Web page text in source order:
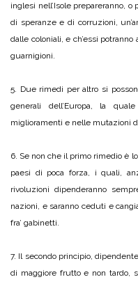
inglesi nell’Isole prepareranno,
di speranze e di corruzioni,
dalle coloniali, e ch’essi
guarnigioni.
5. Due rimedi per altro si
generali dell’Europa, la
miglioramenti e nelle mutazioni
6. Se non che il primo rimedio è
paesi di poca forza, i quali,
rivoluzioni dipenderanno
nazioni, e saranno ceduti e
fra’ gabinetti.
7. Il secondo principio,
di maggiore frutto e non tardo,